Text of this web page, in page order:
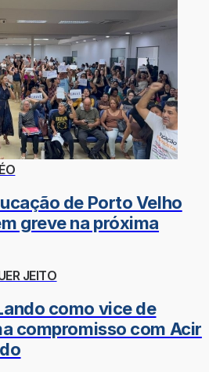
de Porto Velho
greve na próxima
JEITO
como vice de
compromisso com Acir